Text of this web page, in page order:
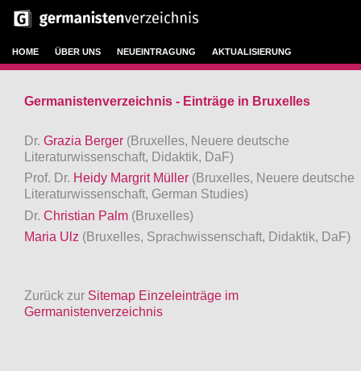
HOME ÜBER UNS NEUEINTRAGUNG AKTUALISIERUNG
Germanistenverzeichnis - Einträge in Bruxelles
Dr. Grazia Berger (Bruxelles, Neuere deutsche
Literaturwissenschaft, Didaktik, DaF)
Prof. Dr. Heidy Margrit Müller (Bruxelles, Neuere deutsche
Literaturwissenschaft, German Studies)
Dr. Christian Palm (Bruxelles)
Maria Ulz (Bruxelles, Sprachwissenschaft, Didaktik, DaF)
Zurück zur Sitemap Einzeleinträge im
Germanistenverzeichnis